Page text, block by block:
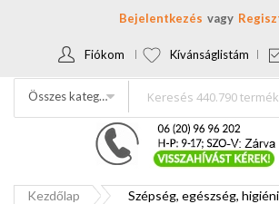
Bejelentkezés
Fiókom Kívánságlistám
Összes kategória
Kezdőlap
Szépség, egészség,